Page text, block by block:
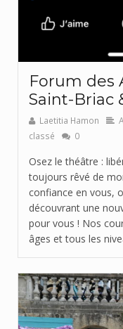
Forum des
Saint-Briac
Laetitia Hamon
classé
0
Osez le théâtre :
toujours rêvé de
confiance en vous,
découvrant une
pour vous ! Nos
âges et tous les